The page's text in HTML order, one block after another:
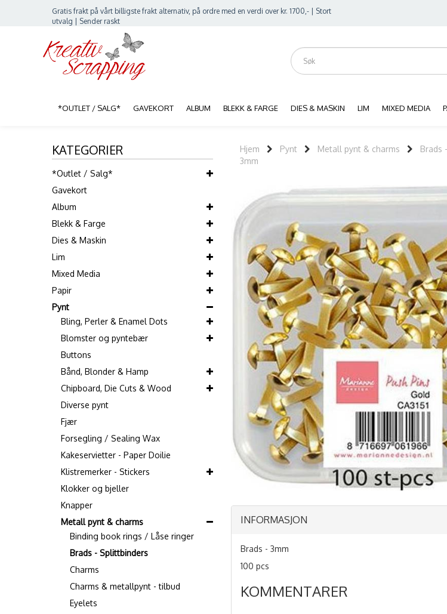
Gratis frakt på vårt billigste frakt alternativ, på ordre med en verdi over kr. 1700,- | Stort
utvalg | Sender raskt
*OUTLET / SALG* GAVEKORT ALBUM BLEKK & FARGE DIES & MASKIN LIM MIXED MEDIA
KATEGORIER
*Outlet / Salg*
Gavekort
Album
Blekk & Farge
Dies & Maskin
Lim
Mixed Media
Papir
Pynt
Bling, Perler & Enamel Dots
Blomster og pyntebær
Buttons
Bånd, Blonder & Hamp
Chipboard, Die Cuts & Wood
Diverse pynt
Fjær
Forsegling / Sealing Wax
Kakeservietter - Paper Doilie
Klistremerker - Stickers
Klokker og bjeller
Knapper
Metall pynt & charms
Binding book rings / Låse ringer
Brads - Splittbinders
Charms
Charms & metallpynt - tilbud
Eyelets
Hjem Pynt Metall pynt & charms Brads
3mm
INFORMASJON
Brads - 3mm
100 pcs
KOMMENTARER